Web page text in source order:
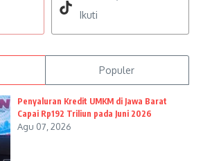
Ikuti
Populer
Penyaluran Kredit UMKM di Jawa Barat
Capai Rp192 Triliun pada Juni 2026
Agu 07, 2026